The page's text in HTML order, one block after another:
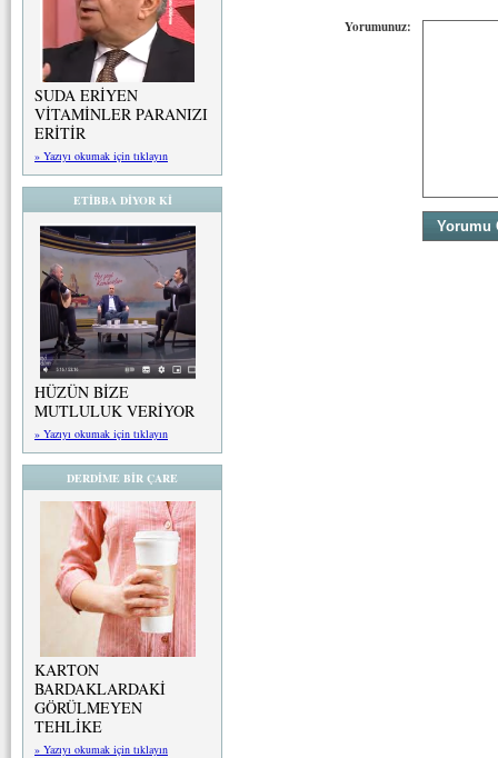
SUDA ERİYEN
VİTAMİNLER PARANIZI
ERİTİR
» Yazıyı okumak için tıklayın
ETİBBA DİYOR Kİ
HÜZÜN BİZE
MUTLULUK VERİYOR
» Yazıyı okumak için tıklayın
DERDİME BİR ÇARE
KARTON
BARDAKLARDAKİ
GÖRÜLMEYEN
TEHLİKE
» Yazıyı okumak için tıklayın
Yorumunuz: